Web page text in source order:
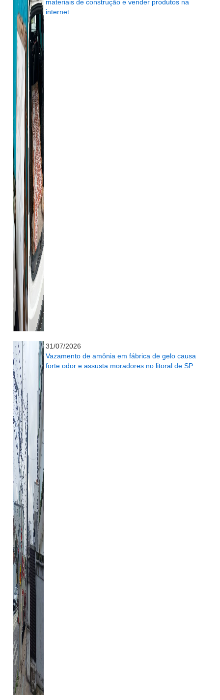
materiais de construção e vender produtos na
internet
31/07/2026
Vazamento de amônia em fábrica de gelo causa
forte odor e assusta moradores no litoral de SP